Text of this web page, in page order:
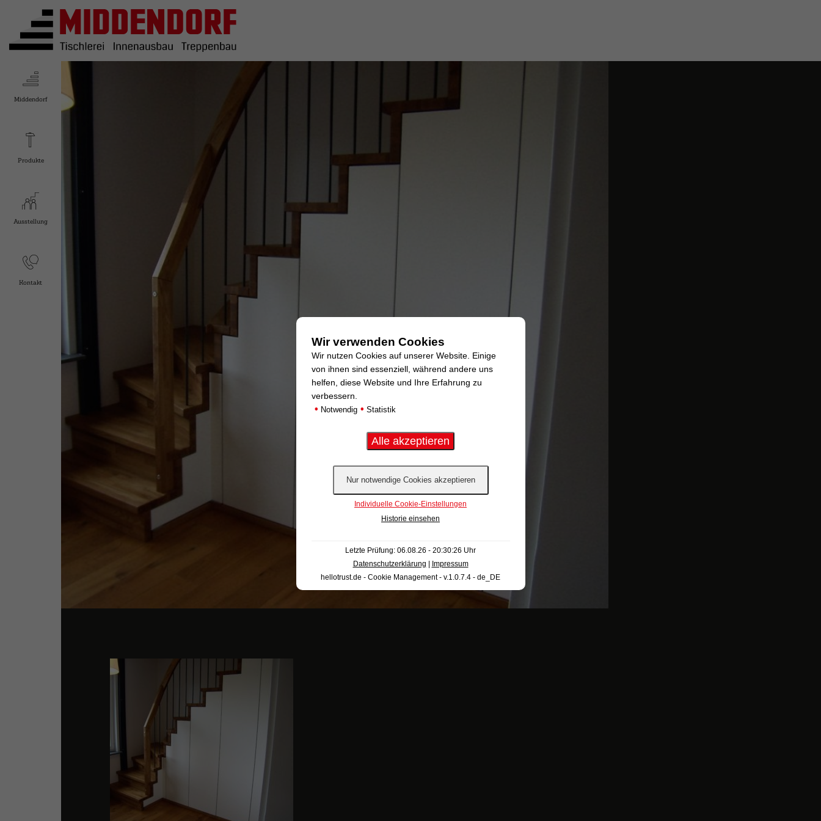
Middendorf
Produkte
Ausstellung
Kontakt
Wir verwenden Cookies
Wir nutzen Cookies auf unserer Website. Einige
von ihnen sind essenziell, während andere uns
helfen, diese Website und Ihre Erfahrung zu
verbessern.
• Notwendig • Statistik
Individuelle Cookie-Einstellungen
Historie einsehen
Letzte Prüfung: 06.08.26 - 20:30:26 Uhr
Datenschutzerklärung | Impressum
hellotrust.de - Cookie Management - v.1.0.7.4 - de_DE